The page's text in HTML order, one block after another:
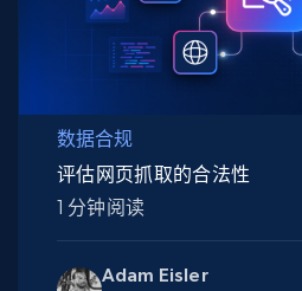
数据合规
Adam Eisler
评估网页抓取的合法性
1 分钟阅读